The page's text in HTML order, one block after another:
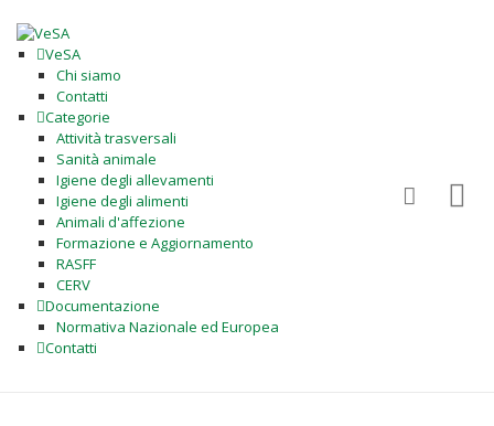
VeSA
Chi siamo
Contatti
Categorie
Attività trasversali
Sanità animale
Igiene degli allevamenti
Igiene degli alimenti
Animali d'affezione
Formazione e Aggiornamento
RASFF
CERV
Documentazione
Normativa Nazionale ed Europea
Contatti